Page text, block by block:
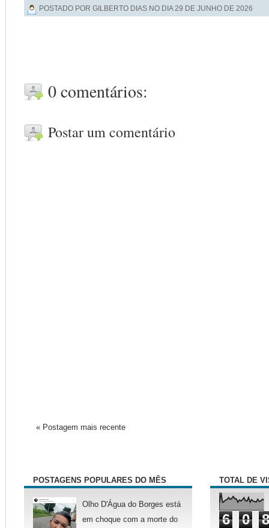
POSTADO POR GILBERTO DIAS NO DIA29 DE JUNHO DE 2026
0 comentários:
Postar um comentário
« Postagem mais recente
POSTAGENS POPULARES DO MÊS
Olho D'Água do Borges está
em choque com a morte do
TOTAL DE
6 0 8